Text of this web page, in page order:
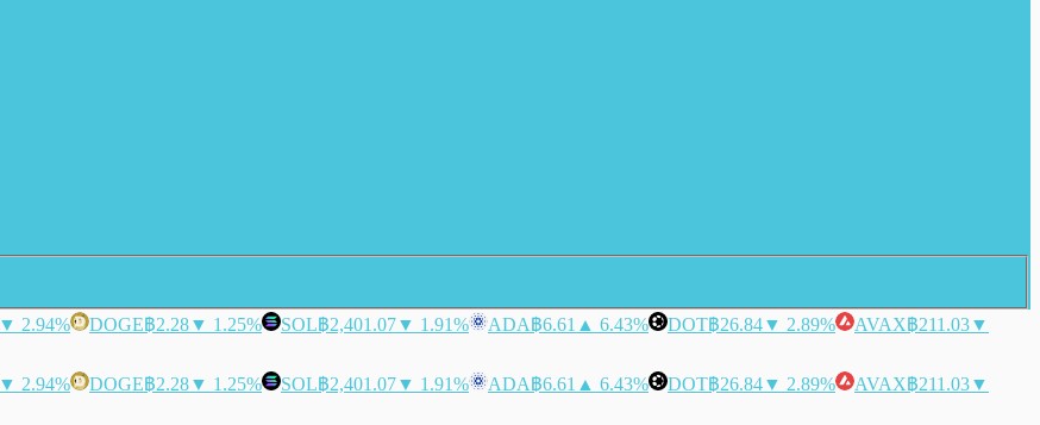
▼ 2.94% DOGE฿2.28▼ 1.25% SOL฿2,401.07▼ 1.91% ADA฿6.61 ▲ 6.43% DOT฿26.84▼ 2.89% AVAX฿211.03▼
▼ 2.94% DOGE฿2.28▼ 1.25% SOL฿2,401.07▼ 1.91% ADA฿6.61 ▲ 6.43% DOT฿26.84▼ 2.89% AVAX฿211.03▼